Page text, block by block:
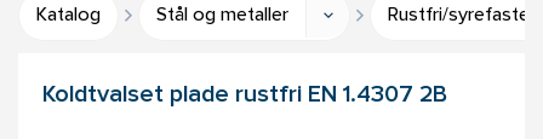
Katalog Stål og metaller Rustfri/syrefaste
Koldtvalset plade rustfri EN 1.4307 2B